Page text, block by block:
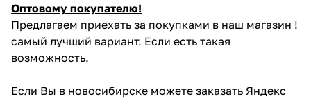
Оптовому покупателю!
Предлагаем приехать за покупками в наш магазин !
самый лучший вариант. Если есть такая
возможность.
Если Вы в новосибирске можете заказать Яндекс